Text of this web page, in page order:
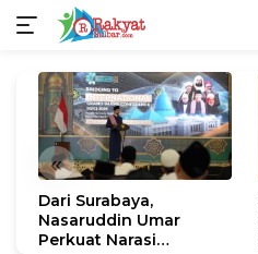
konten
«
Dari Surabaya,
Nasaruddin Umar
Perkuat Narasi